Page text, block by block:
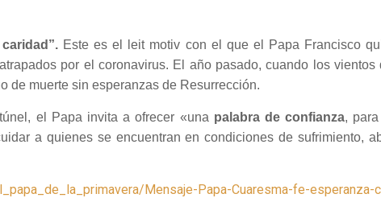
Este es el leit motiv con el que el Papa Francisco
por el coronavirus. El año pasado, cuando los
de muerte sin esperanzas de Resurrección.
el Papa invita a ofrecer «una palabra de confianza,
a quienes se encuentran en condiciones de sufrimiento,
Mensaje-Papa-Cuaresma-fe-